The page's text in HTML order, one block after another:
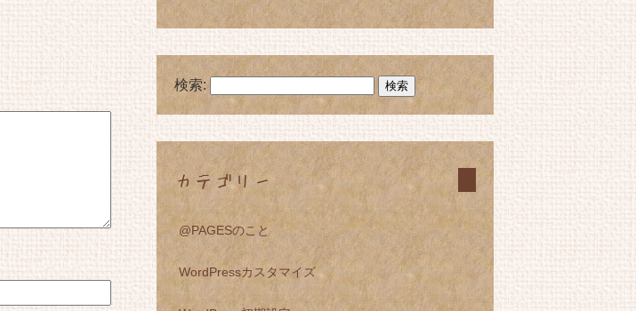
検索:
カテゴリー
@PAGESのこと
WordPressカスタマイズ